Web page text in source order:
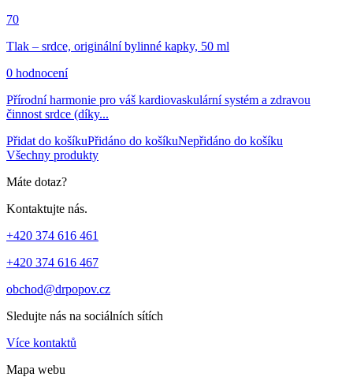
70
Tlak – srdce, originální bylinné kapky, 50 ml
0 hodnocení
Přírodní harmonie pro váš kardiovaskulární systém a zdravou
činnost srdce (díky...
Přidat do košíkuPřidáno do košíkuNepřidáno do košíku
Všechny produkty
Máte dotaz?
Kontaktujte nás.
+420 374 616 461
+420 374 616 467
obchod@drpopov.cz
Sledujte nás na sociálních sítích
Více kontaktů
Mapa webu